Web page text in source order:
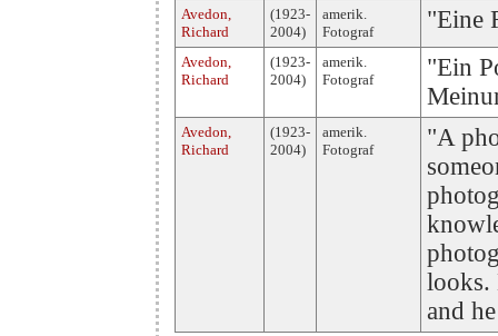
Avedon,
Richard
(1923-
2004)
amerik.
Fotograf
"Eine
Avedon,
Richard
(1923-
2004)
amerik.
Fotograf
"Ein
Avedon,
Richard
(1923-
2004)
amerik.
Fotograf
"A
looks.
and